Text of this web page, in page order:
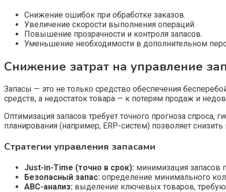
Снижение ошибок при обработке заказов.
Увеличение скорости выполнения операций.
Повышение прозрачности и контроля запасов.
Уменьшение необходимости в дополнительном
Снижение затрат на управление
Запасы — это не только средство обеспечения
средств, а недостаток товара — к потерям продаж и
Оптимизация запасов требует точного прогноза
планирования (например, ERP-систем) позволяет
Стратегии управления запасами
Just-in-Time (точно в срок): минимизация запасов
Безопасный запас: определение минимального
ABC-анализ: выделение ключевых товаров,